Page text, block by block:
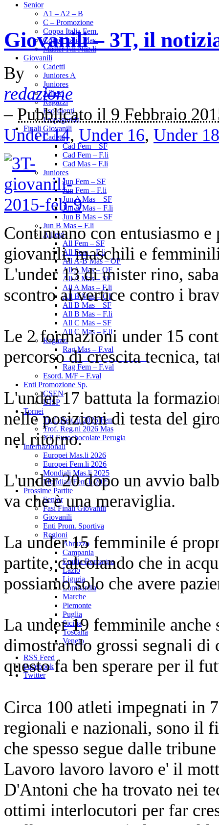
Senior
A1 – A2 – B
C – Promozione
Coppa Italia Fem.
Coppa Italia Mas.
Master F.li Naz.li
Giovanili
Cadetti
Juniores A
Juniores
Allievi
Ragazzi
Esordienti
Propaganda
Finali Giovanili
Cadetti
Cad Fem – SF
Cad Fem – F.li
Cad Mas – F.li
Juniores
Jun Fem – SF
Jun Fem – F.li
Jun A Mas – SF
Jun A Mas – F.li
Jun B Mas – SF
Jun B Mas – F.li
Allievi
All Fem – SF
All Fem – F.li
All A-B Mas – OF
All A Mas – QF
All A Mas – SF
All A Mas – F.li
All B Mas – QF
All B Mas – SF
All B Mas – F.li
All C Mas – SF
All C Mas – F.li
Ragazzi
Rag Mas – F.val
______________________
Rag Fem – F.val
Esord. M/F – F.val
Enti Promozione Sp.
CSEN
UISP
Tornei
Trof. Reg.ni 2026 Fem
Trof. Reg.ni 2026 Mas
XII Eurochocolate Perugia
Internazionali
Europei Mas.li 2026
Europei Fem.li 2026
Mondiali Mas.li 2025
Mondiali Fem.li 2025
Prossime Partite
Senior
Fasi Finali Giovanili
Giovanili
Enti Prom. Sportiva
Regioni
Abruzzo
Campania
Emilia Romagna
Lazio
Liguria
Lombardia
Marche
Piemonte
Puglia
Sicilia
Toscana
Veneto
RSS Feed
Facebook
Twitter
Giovanili – 3T, il
By
redazione
– Pubblicato il 9 Febbraio
Under 14, Under 16, Under 18
Continuano con entusiasmo
giovanili, maschili e
L'under 13 di mister rino,
scontro al vertice contro i
Le 2 formazioni under 15
percorso di crescita tecnica,
L'under 17 battuta la
nelle posizioni di testa del
nel ritorno.
L'under 20 dopo un avvio
va che è una meraviglia.
La under 15 femminile é
partite, calcolando che in
possiamo solo che avere
La under 19 femminile anche
dimostrando grossi segnali di
questo fa ben sperare per il
Circa 100 atleti impegnati in
regionali e nazionali, sono il
che spesso segue dalle
Lavoro lavoro lavoro e' il
D'Antoni che ha trovato nei
ottimi interlocutori per far